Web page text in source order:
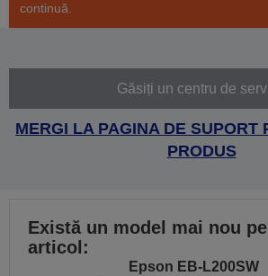
continuă.
Găsiți un centru de
MERGI LA PAGINA DE SUPORT
PRODUS
Există un model mai nou
articol:
Epson EB-L200SW